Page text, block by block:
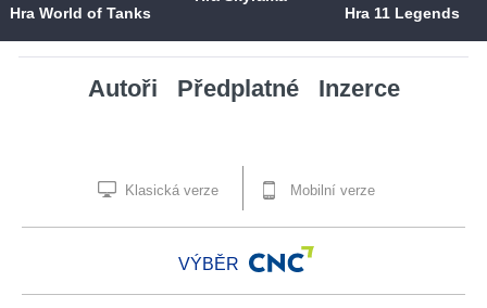
Hra World of Tanks
Hra 11 Legends
Autoři Předplatné Inzerce
Klasická verze Mobilní verze
VÝBĚR